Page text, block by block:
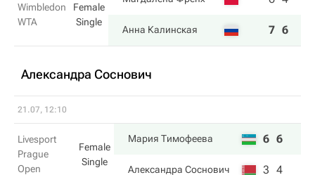
Wimbledon
WTA
Female
Single
Анна Калинская 7 6
Александра Соснович
21.07, 12:10
Livesport
Prague
Open
Female
Single
Мария Тимофеева 6 6
Александра Соснович 3 4